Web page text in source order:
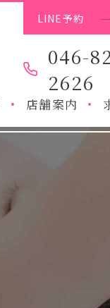
店舗案内
LINE予約
046-
2626